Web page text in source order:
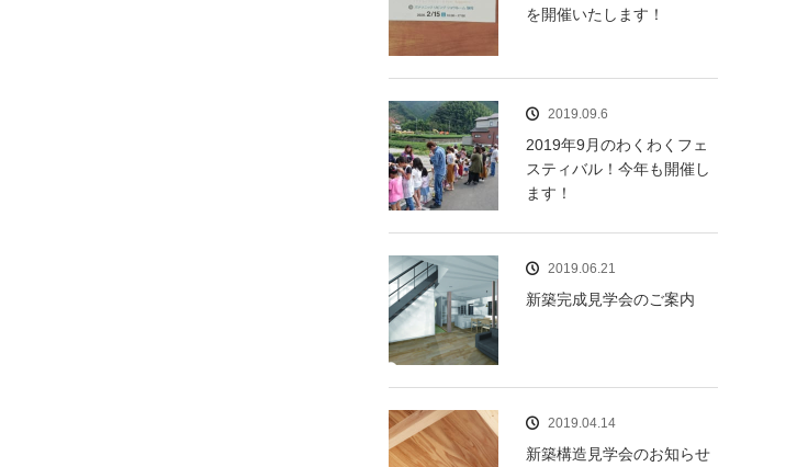
を開催いたします！
2019.09.6
2019年9月のわくわくフェ
スティバル！今年も開催し
ます！
2019.06.21
新築完成見学会のご案内
2019.04.14
新築構造見学会のお知らせ